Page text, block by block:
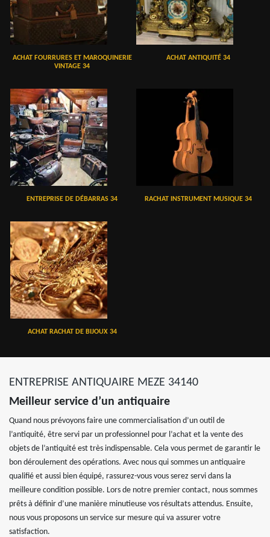
ACHAT FOURRURES ET MAROQUINERIE
VINTAGE 34
ACHAT ANTIQUITÉ 34
ENTREPRISE DE DÉBARRAS 34 RACHAT INSTRUMENT MUSIQUE 34
ACHAT RACHAT DE BIJOUX 34
ENTREPRISE ANTIQUAIRE MEZE 34140
Meilleur service d’un antiquaire
Quand nous prévoyons faire une commercialisation d’un outil de
l’antiquité, être servi par un professionnel pour l’achat et la vente des
objets de l’antiquité est très indispensable. Cela vous permet de garantir le
bon déroulement des opérations. Avec nous qui sommes un antiquaire
qualifié et aussi bien équipé, rassurez-vous vous serez servi dans la
meilleure condition possible. Lors de notre premier contact, nous sommes
prêts à définir d’une manière minutieuse vos résultats attendus. Ensuite,
nous vous proposons un service sur mesure qui va assurer votre
satisfaction.